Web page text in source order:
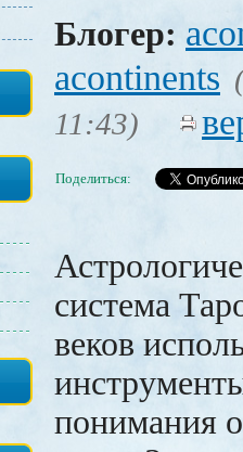
Блогер:
acontinents
11:43)
Поделиться:
система
веков
понимания